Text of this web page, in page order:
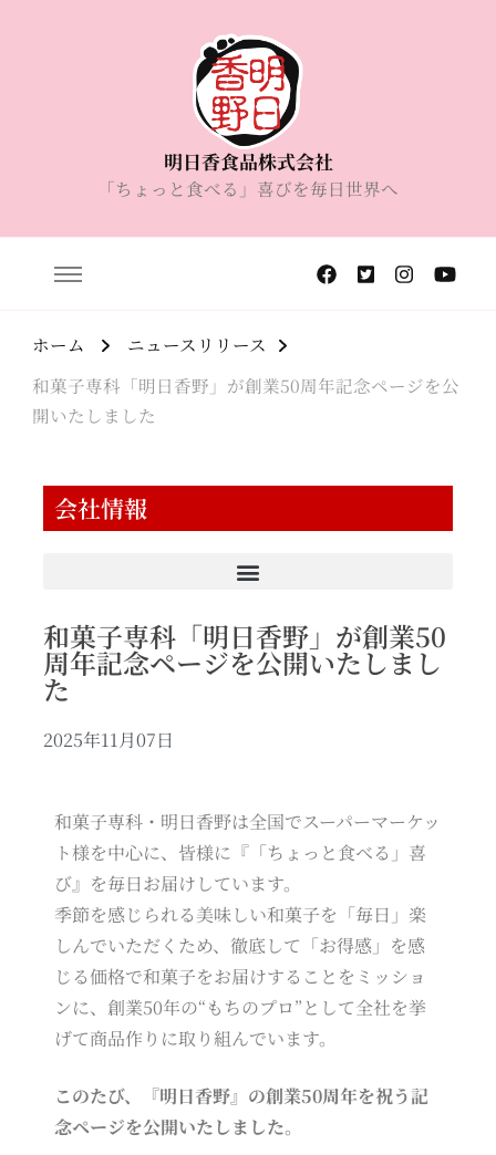
明日香食品株式会社
「ちょっと食べる」喜びを毎日世界へ
ホーム
ニュースリリース
和菓子専科「明日香野」が創業50周年記念ページを公
開いたしました
会社情報
和菓子専科「明日香野」が創業50
周年記念ページを公開いたしまし
た
2025年11月07日
和菓子専科・明日香野は全国でスーパーマーケッ
ト様を中心に、皆様に『「ちょっと食べる」喜
び』を毎日お届けしています。
季節を感じられる美味しい和菓子を「毎日」楽
しんでいただくため、徹底して「お得感」を感
じる価格で和菓子をお届けすることをミッショ
ンに、創業50年の“もちのプロ”として全社を挙
げて商品作りに取り組んでいます。
このたび、『明日香野』の創業50周年を祝う記
念ページを公開いたしました。